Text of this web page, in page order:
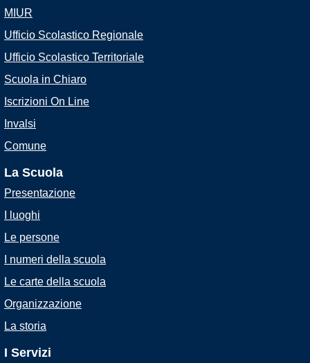
MIUR
Ufficio Scolastico Regionale
Ufficio Scolastico Territoriale
Scuola in Chiaro
Iscrizioni On Line
Invalsi
Comune
La Scuola
Presentazione
I luoghi
Le persone
I numeri della scuola
Le carte della scuola
Organizzazione
La storia
I Servizi